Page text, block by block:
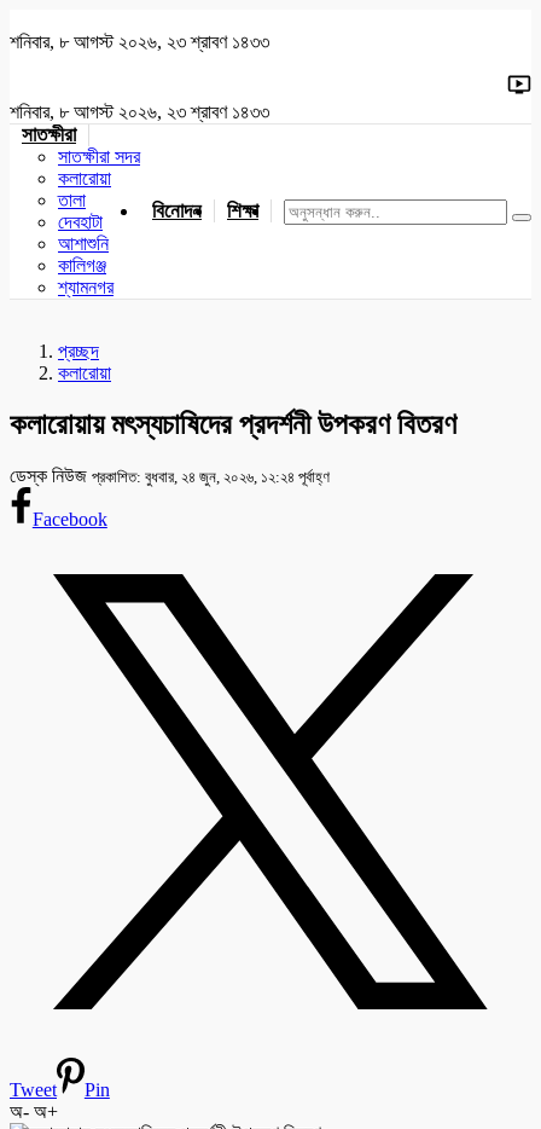
শনিবার, ৮ আগস্ট ২০২৬, ২৩ শ্রাবণ ১৪৩৩
শনিবার, ৮ আগস্ট ২০২৬, ২৩ শ্রাবণ ১৪৩৩
সাতক্ষীরা
সাতক্ষীরা সদর
কলারোয়া
তালা
দেবহাটা
আশাশুনি
কালিগঞ্জ
শ্যামনগর
বিনোদন শিক্ষা খেলাধুলা জাতীয় যশোর
প্রচ্ছদ
কলারোয়া
কলারোয়ায় মৎস্যচাষিদের প্রদর্শনী উপকরণ বিতরণ
ডেস্ক নিউজ প্রকাশিত: বুধবার, ২৪ জুন, ২০২৬, ১২:২৪ পূর্বাহ্ণ
Facebook
Tweet
Pin
অ- অ+